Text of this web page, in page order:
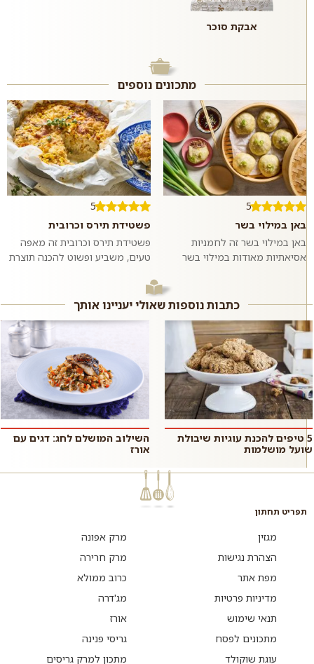
אבקת סוכר
מתכונים נוספים
5
באן במילוי בשר
באן במילוי בשר זה לחמניות
אסיאתיות מאודות במילוי בשר
אם רוצים,...
5
פשטידת תירס וכרובית
פשטידת תירס וכרובית זה מאפה
טעים, משביע ופשוט להכנה תוצרת
מחמיא לטעמה של הכרובית. כדאי
לנסות...
כתבות נוספות שאולי יעניינו אותך
5 טיפים להכנת עוגיות שיבולת
שועל מושלמות
השילוב המושלם לחג: דגים עם
אורז
תפריט תחתון
מגזין
הצהרת נגישות
מפת אתר
מדיניות פרטיות
תנאי שימוש
מתכונים לפסח
עוגת שוקולד
מרק אפונה
מרק חרירה
כרוב ממולא
מג'דרה
אורז
גריסי פנינה
מתכון למרק גריסים